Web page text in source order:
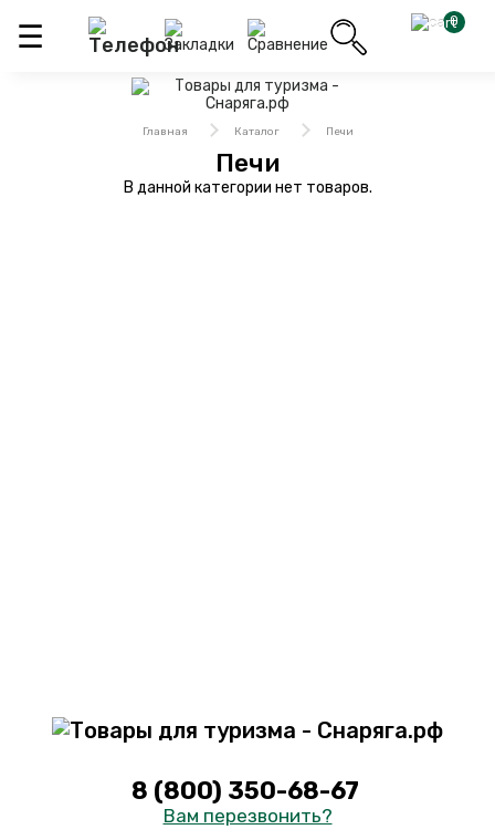
0
Главная Каталог Печи
Печи
В данной категории нет товаров.
8 (800) 350-68-67
Вам перезвонить?